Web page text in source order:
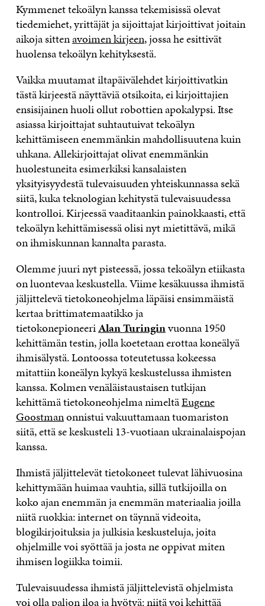
Kymmenet tekoälyn kanssa tekemisissä olevat
tiedemiehet, yrittäjät ja sijoittajat kirjoittivat joitain
aikoja sittenavoimen kirjeen, jossa he esittivät
huolensa tekoälyn kehityksestä.
Vaikka muutamat iltapäivälehdet kirjoittivatkin
tästä kirjeestä näyttäviä otsikoita, ei kirjoittajien
ensisijainen huoli ollut robottien apokalypsi. Itse
asiassa kirjoittajat suhtautuivat tekoälyn
kehittämiseen enemmänkin mahdollisuutena kuin
uhkana. Allekirjoittajat olivat enemmänkin
huolestuneita esimerkiksi kansalaisten
yksityisyydestä tulevaisuuden yhteiskunnassa sekä
siitä, kuka teknologian kehitystä tulevaisuudessa
kontrolloi. Kirjeessä vaaditaankin painokkaasti, että
tekoälyn kehittämisessä olisi nyt mietittävä, mikä
on ihmiskunnan kannalta parasta.
Olemme juuri nyt pisteessä, jossa tekoälyn etiikasta
on luontevaa keskustella. Viime kesäkuussa ihmistä
jäljittelevä tietokoneohjelma läpäisi ensimmäistä
kertaa brittimatemaatikko ja
tietokonepioneeriAlan Turinginvuonna 1950
kehittämän testin, jolla koetetaan erottaa koneälyä
ihmisälystä. Lontoossa toteutetussa kokeessa
mitattiin koneälyn kykyä keskustelussa ihmisten
kanssa. Kolmen venäläistaustaisen tutkijan
kehittämä tietokoneohjelma nimeltäEugene
Goostmanonnistui vakuuttamaan tuomariston
siitä, että se keskusteli 13-vuotiaan ukrainalaispojan
kanssa.
Ihmistä jäljittelevät tietokoneet tulevat lähivuosina
kehittymään huimaa vauhtia, sillä tutkijoilla on
koko ajan enemmän ja enemmän materiaalia joilla
niitä ruokkia: internet on täynnä videoita,
blogikirjoituksia ja julkisia keskusteluja, joita
ohjelmille voi syöttää ja josta ne oppivat miten
ihmisen logiikka toimii.
Tulevaisuudessa ihmistä jäljittelevistä ohjelmista
voi olla paljon iloa ja hyötyä: niitä voi kehittää